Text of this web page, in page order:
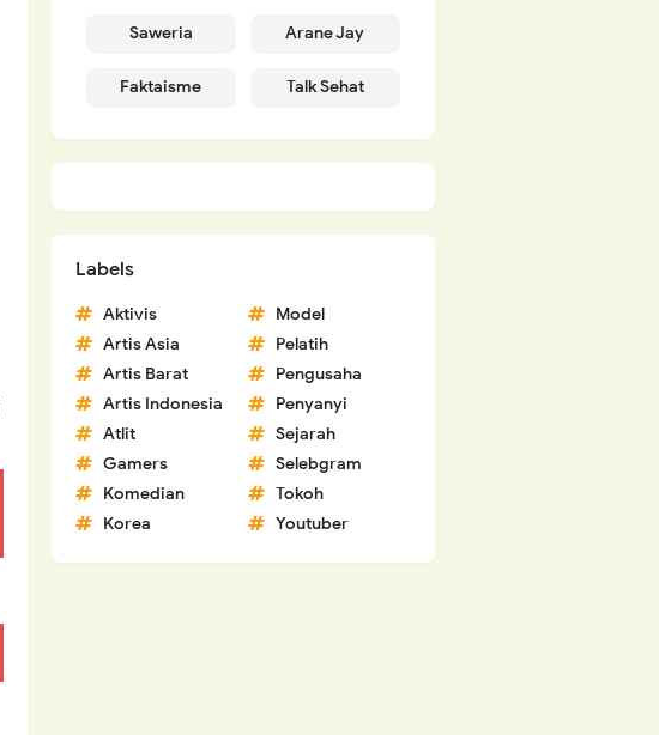
Saweria Arane Jay
Faktaisme Talk Sehat
Labels
Aktivis
Artis Asia
Artis Barat
Artis Indonesia
Atlit
Gamers
Komedian
Korea
Model
Pelatih
Pengusaha
Penyanyi
Sejarah
Selebgram
Tokoh
Youtuber